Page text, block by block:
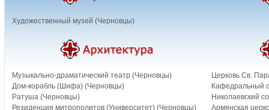
Художественный музей (Черновцы)
Музыкально-драматический театр (Черновцы)
Дом-корабль (Шифа) (Черновцы)
Ратуша (Черновцы)
Резиденция митрополитов (Университет) (Черновцы)
Церковь Св.
Кафедральный
Николаевский
Армянская